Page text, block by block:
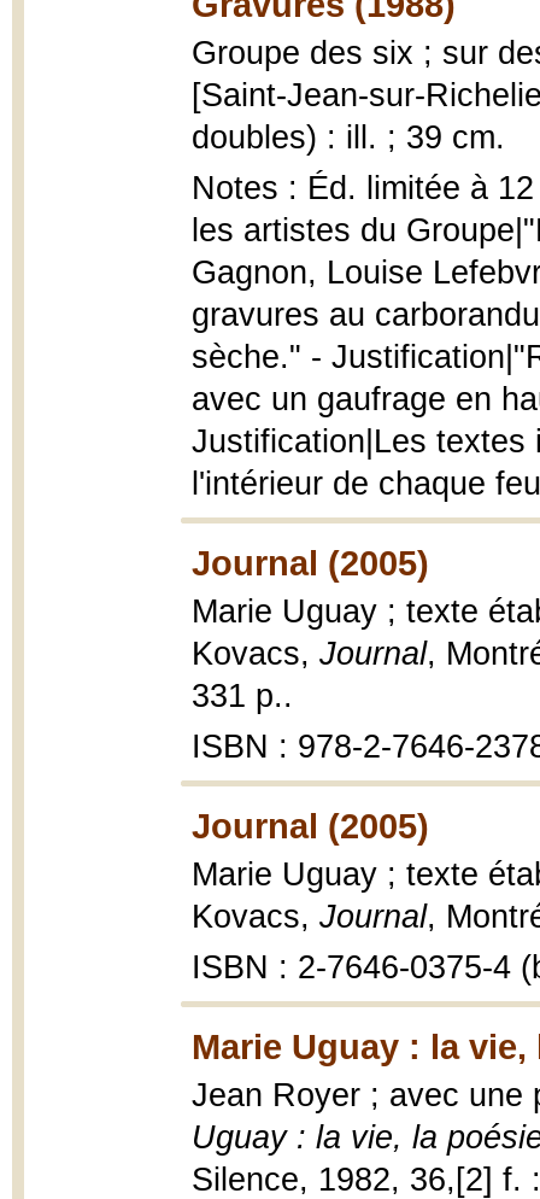
Groupe des six ; sur
[Saint-Jean-sur-
doubles) : ill. ; 39 cm.
Notes : Éd. limitée à
les artistes du
Gagnon, Louise
gravures au
sèche." -
avec un gaufrage en
Justification|Les textes
l'intérieur de chaque
Journal (2005)
Marie Uguay ; texte
Kovacs, Journal,
331 p..
ISBN : 978-2-7646-
Journal (2005)
Marie Uguay ; texte
Kovacs, Journal,
ISBN : 2-7646-0375-4
Marie Uguay : la vie,
Jean Royer ; avec
Uguay : la vie, la
Silence, 1982, 36,[2] f.